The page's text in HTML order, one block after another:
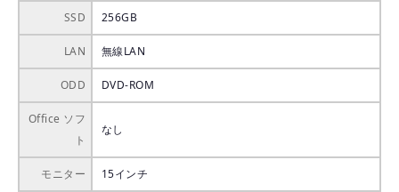
SSD 256GB
LAN 無線LAN
ODD DVD-ROM
Office ソフ
ト
なし
モニター 15インチ